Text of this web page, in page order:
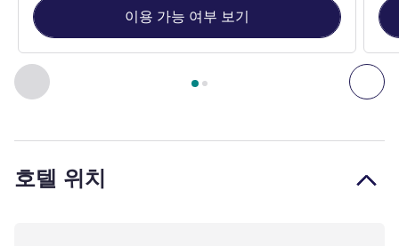
이전 - 객실 다
2/ 페이지 , 객실 1 : Standard Room with 1 double bed , 객
이용 가능 여부 보기
호텔 위치